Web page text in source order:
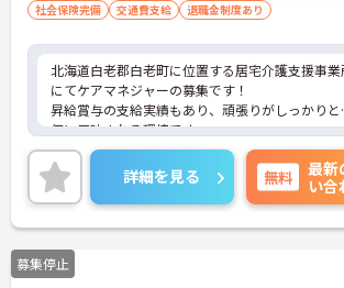
社会保険完備
交通費支給 退職金制度あり
北海道白老郡白老町に位置する居宅介護支援事業
にてケアマネジャーの募集です！
昇給賞与の支給実績もあり、頑張りがしっかりと
価に反映される環境です。
ご興味ある方には、面接対策ポイントなど、さら
詳細をお話しいたしますのでお気軽にご相談くだ
い！
詳細を見る 無料
最新
い合
募集停止